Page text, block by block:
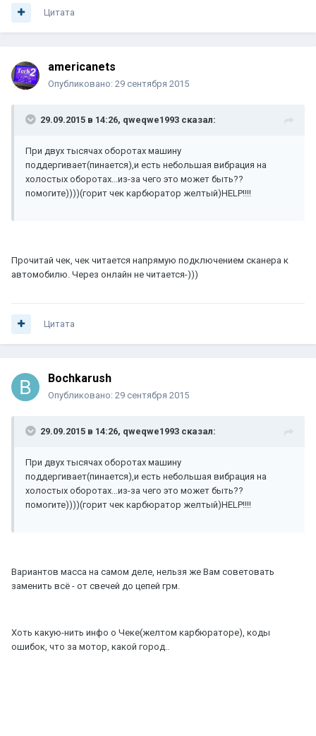
Цитата
americanets
Опубликовано: 29 сентября 2015
29.09.2015 в 14:26, qweqwe1993 сказал:
При двух тысячах оборотах машину
поддергивает(пинается),и есть небольшая вибрация на
холостых оборотах...из-за чего это может быть??
помогите))))(горит чек карбюратор желтый)HELP!!!!
Прочитай чек, чек читается напрямую подключением сканера к
автомобилю. Через онлайн не читается-)))
Цитата
Bochkarush
Опубликовано: 29 сентября 2015
29.09.2015 в 14:26, qweqwe1993 сказал:
При двух тысячах оборотах машину
поддергивает(пинается),и есть небольшая вибрация на
холостых оборотах...из-за чего это может быть??
помогите))))(горит чек карбюратор желтый)HELP!!!!
Вариантов масса на самом деле, нельзя же Вам советовать
заменить всё - от свечей до цепей грм.
Хоть какую-нить инфо о Чеке(желтом карбюраторе), коды
ошибок, что за мотор, какой город..